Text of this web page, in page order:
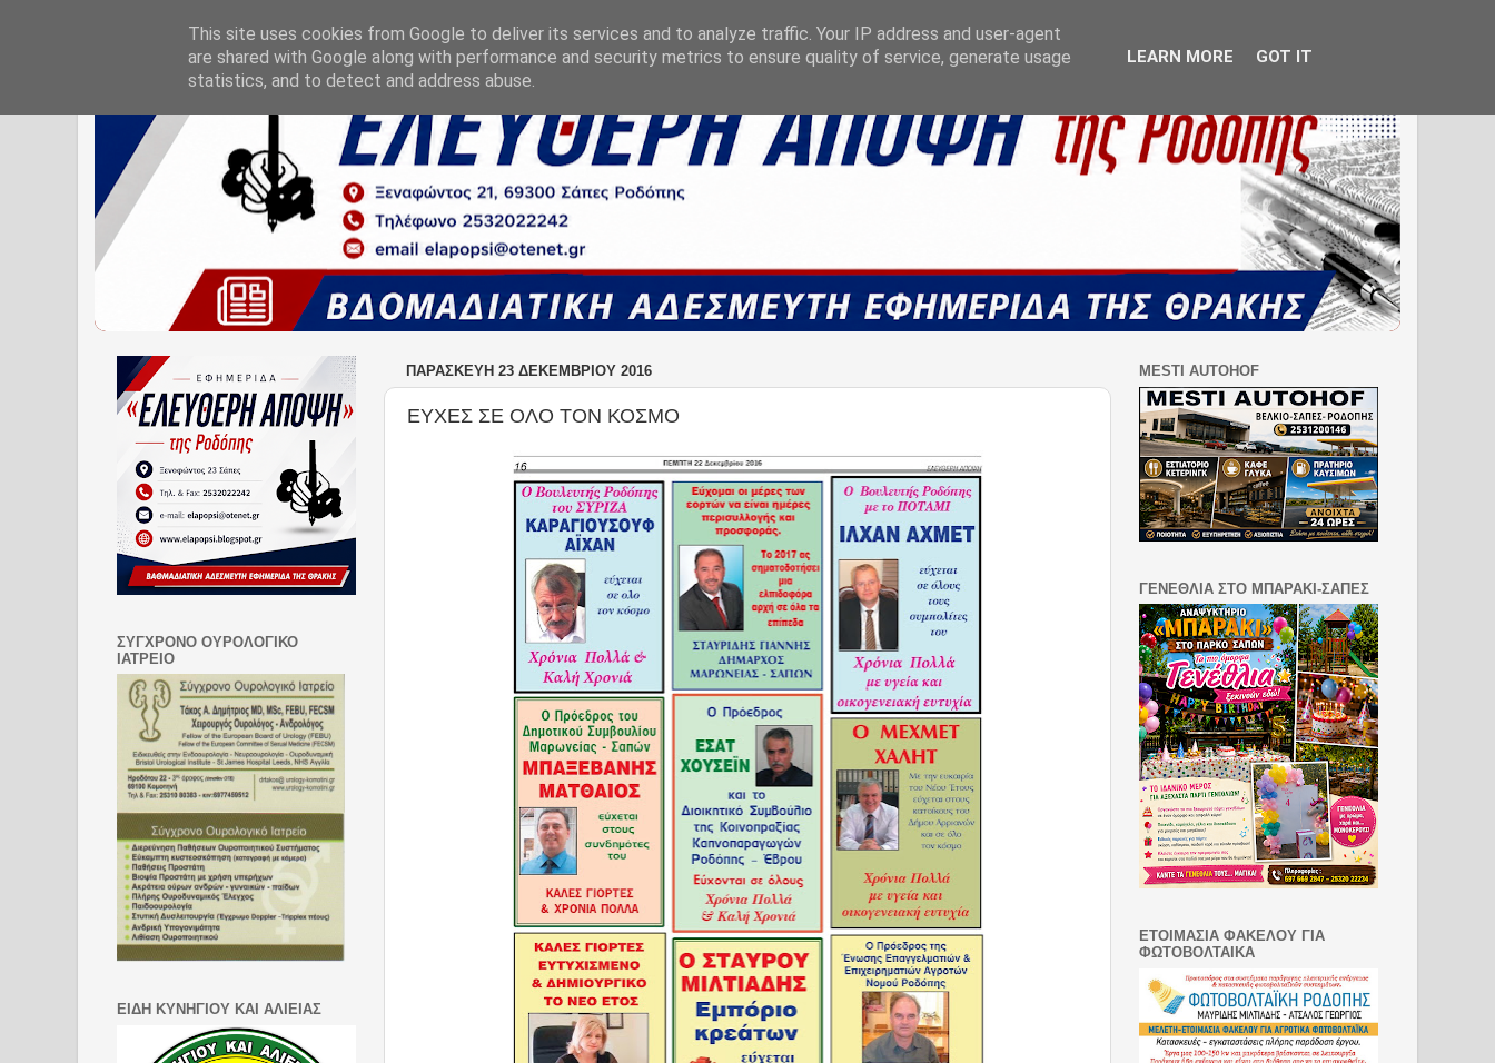
ΠΑΡΑΣΚΕΥΉ 23 ΔΕΚΕΜΒΡΊΟΥ 2016
ΕΥΧΕΣ ΣΕ ΟΛΟ ΤΟΝ ΚΟΣΜΟ
ΣΥΓΧΡΟΝΟ ΟΥΡΟΛΟΓΙΚΟ
ΙΑΤΡΕΙΟ
ΕΙΔΗ ΚΥΝΗΓΙΟΥ ΚΑΙ ΑΛΙΕΙΑΣ
MESTI AUTOHOF
ΓΕΝΕΘΛΙΑ ΣΤΟ ΜΠΑΡΑΚΙ-ΣΑΠΕΣ
ΕΤΟΙΜΑΣΙΑ ΦΑΚΕΛΟΥ ΓΙΑ
ΦΩΤΟΒΟΛΤΑΙΚΑ
This site uses cookies from Google to deliver its services and to analyze traffic. Your IP address and user-agent
are shared with Google along with performance and security metrics to ensure quality of service, generate usage
statistics, and to detect and address abuse.
LEARN MORE GOT IT